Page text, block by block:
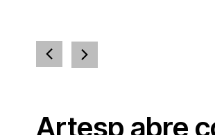
Artesp abre